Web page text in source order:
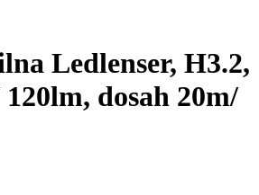
Ledlenser, H3.2,
dosah 20m/